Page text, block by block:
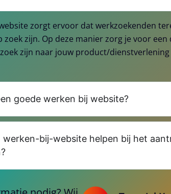
zorgt ervoor dat werkzoekenden
zoek zijn. Op deze manier zorg je voor
zijn naar jouw product/
goede werken bij website?
werken-bij-website helpen bij het